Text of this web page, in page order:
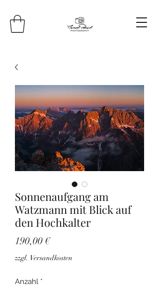
Sonnenaufgang am
Watzmann mit Blick auf
den Hochkalter
190,00 €Preis
zzgl. Versandkosten
Anzahl *